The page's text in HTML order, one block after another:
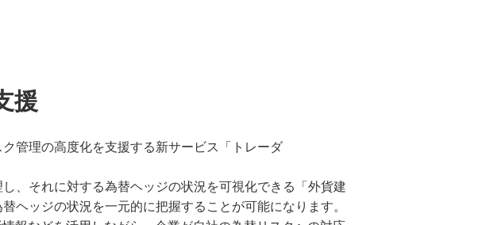
援
管理の高度化を支援する新サービス「トレーダ
、それに対する為替ヘッジの状況を可視化できる「外貨建
ヘッジの状況を一元的に把握することが可能になります。